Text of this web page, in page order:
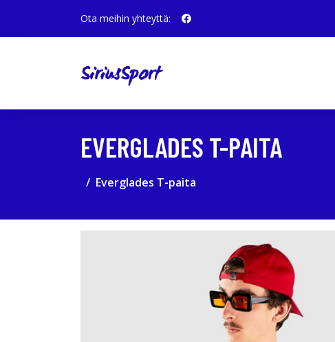
Ota meihin yhteyttä:
EVERGLADES T-PAITA
Everglades T-paita